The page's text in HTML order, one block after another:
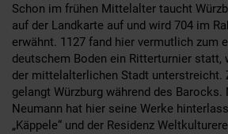
Schon im frühen Mittelalter taucht
auf der Landkarte auf und wird 704 im
erwähnt. 1127 fand hier vermutlich zum
deutschem Boden ein Ritterturnier statt,
der mittelalterlichen Stadt unterstreicht.
gelangt Würzburg während des
Neumann hat hier seine Werke
„Käppele“ und der Residenz